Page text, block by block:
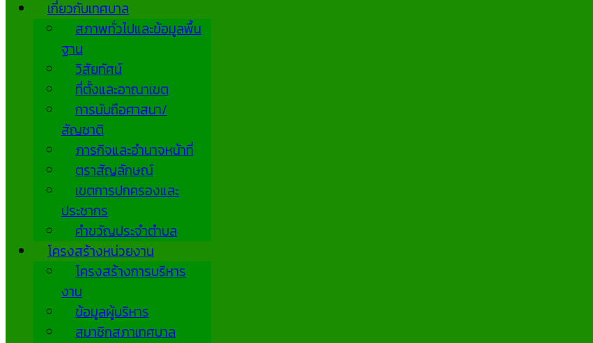
เกี่ยวกับเทศบาล
สภาพทั่วไปและข้อมูลพื้น
ฐาน
วิสัยทัศน์
ที่ตั้งและอาณาเขต
การนับถือศาสนา/
สัญชาติ
ภารกิจและอำนาจหน้าที่
ตราสัญลักษณ์
เขตการปกครองและ
ประชากร
คำขวัญประจำตำบล
โครงสร้างหน่วยงาน
โครงสร้างการบริหาร
งาน
ข้อมูลผู้บริหาร
สมาชิกสภาเทศบาล